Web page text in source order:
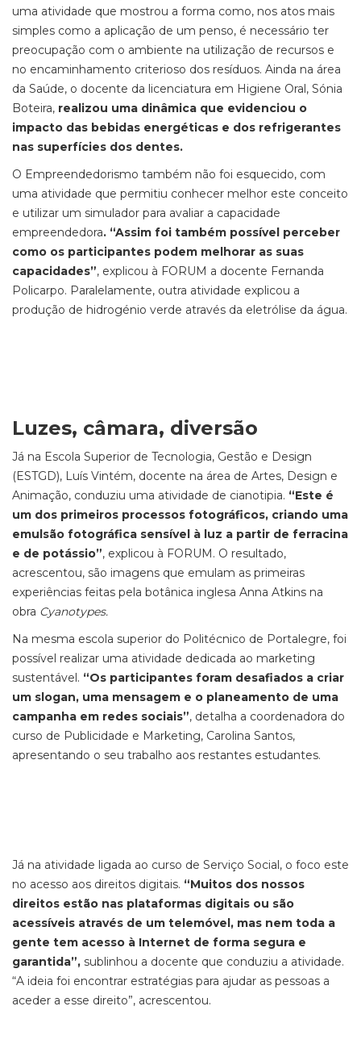
uma atividade que mostrou a forma como, nos atos mais
simples como a aplicação de um penso, é necessário ter
preocupação com o ambiente na utilização de recursos e
no encaminhamento criterioso dos resíduos. Ainda na área
da Saúde, o docente da licenciatura em Higiene Oral, Sónia
Boteira, realizou uma dinâmica que evidenciou o
impacto das bebidas energéticas e dos refrigerantes
nas superfícies dos dentes.
O Empreendedorismo também não foi esquecido, com
uma atividade que permitiu conhecer melhor este conceito
e utilizar um simulador para avaliar a capacidade
empreendedora. “Assim foi também possível perceber
como os participantes podem melhorar as suas
capacidades”, explicou à FORUM a docente Fernanda
Policarpo. Paralelamente, outra atividade explicou a
produção de hidrogénio verde através da eletrólise da água.
Luzes, câmara, diversão
Já na Escola Superior de Tecnologia, Gestão e Design
(ESTGD), Luís Vintém, docente na área de Artes, Design e
Animação, conduziu uma atividade de cianotipia. “Este é
um dos primeiros processos fotográficos, criando uma
emulsão fotográfica sensível à luz a partir de ferracina
e de potássio”, explicou à FORUM. O resultado,
acrescentou, são imagens que emulam as primeiras
experiências feitas pela botânica inglesa Anna Atkins na
obra Cyanotypes.
Na mesma escola superior do Politécnico de Portalegre, foi
possível realizar uma atividade dedicada ao marketing
sustentável. “Os participantes foram desafiados a criar
um slogan, uma mensagem e o planeamento de uma
campanha em redes sociais”, detalha a coordenadora do
curso de Publicidade e Marketing, Carolina Santos,
apresentando o seu trabalho aos restantes estudantes.
Já na atividade ligada ao curso de Serviço Social, o foco este
no acesso aos direitos digitais. “Muitos dos nossos
direitos estão nas plataformas digitais ou são
acessíveis através de um telemóvel, mas nem toda a
gente tem acesso à Internet de forma segura e
garantida”, sublinhou a docente que conduziu a atividade.
“A ideia foi encontrar estratégias para ajudar as pessoas a
aceder a esse direito”, acrescentou.